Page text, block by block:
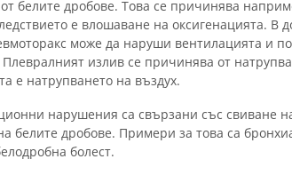
белите дробове. Това се причинява
е влошаване на оксигенацията. В
може да наруши вентилацията и
излив се причинява от
е натрупването на въздух.
нарушения са свързани със свиване
белите дробове. Примери за това са
болест.